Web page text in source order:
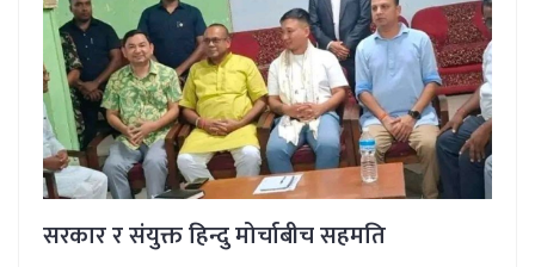
सरकार र संयुक्त हिन्दु मोर्चाबीच सहमति